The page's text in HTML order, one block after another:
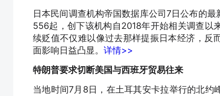
日本民间调查机构帝国数据库公司7日公布的
556起，创下该机构自2018年开始相关调查以
续贬值不仅难以像过去那样提振日本经济，反
面影响日益凸显。 详情>>
特朗普要求切断美国与西班牙贸易往来
当地时间7月8日，在土耳其安卡拉举行的北